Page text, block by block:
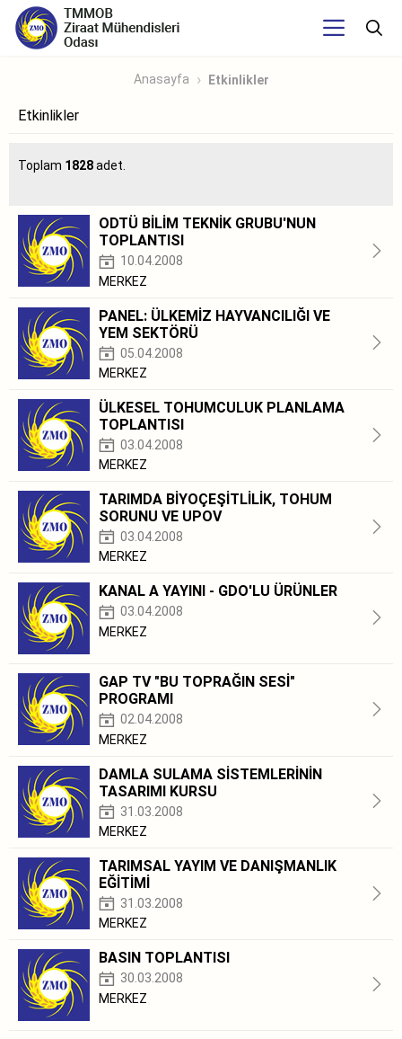
Anasayfa Etkinlikler
Etkinlikler
Toplam 1828adet.
ODTÜ BİLİM TEKNİK GRUBU'NUN
TOPLANTISI
10.04.2008
MERKEZ
PANEL: ÜLKEMİZ HAYVANCILIĞI VE
YEM SEKTÖRÜ
05.04.2008
MERKEZ
ÜLKESEL TOHUMCULUK PLANLAMA
TOPLANTISI
03.04.2008
MERKEZ
TARIMDA BİYOÇEŞİTLİLİK, TOHUM
SORUNU VE UPOV
03.04.2008
MERKEZ
KANAL A YAYINI - GDO'LU ÜRÜNLER
03.04.2008
MERKEZ
GAP TV "BU TOPRAĞIN SESİ"
PROGRAMI
02.04.2008
MERKEZ
DAMLA SULAMA SİSTEMLERİNİN
TASARIMI KURSU
31.03.2008
MERKEZ
TARIMSAL YAYIM VE DANIŞMANLIK
EĞİTİMİ
31.03.2008
MERKEZ
BASIN TOPLANTISI
30.03.2008
MERKEZ